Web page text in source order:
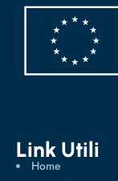
Link Utili
Home